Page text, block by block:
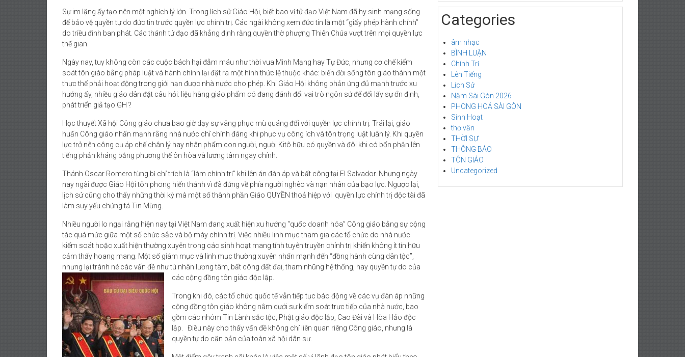
Sự im lặng ấy tạo nên một nghịch lý lớn. Trong lịch sử Giáo Hội, biết bao vị tử đạo Việt Nam đã hy sinh mạng sống
để bảo vệ quyền tự do đức tin trước quyền lực chính trị. Các ngài không xem đức tin là một “giấy phép hành chính”
do triều đình ban phát. Các thánh tử đạo đã khẳng định rằng quyền thờ phượng Thiên Chúa vượt trên mọi quyền lực
thế gian.
Ngày nay, tuy không còn các cuộc bách hại đẫm máu như thời vua Minh Mạng hay Tự Đức, nhưng cơ chế kiểm
soát tôn giáo bằng pháp luật và hành chính lại đặt ra một hình thức lệ thuộc khác: biến đời sống tôn giáo thành một
thực thể phải hoạt động trong giới hạn được nhà nước cho phép. Khi Giáo Hội không phản ứng đủ mạnh trước xu
hướng ấy, nhiều giáo dân đặt câu hỏi: liệu hàng giáo phẩm có đang đánh đổi vai trò ngôn sứ để đổi lấy sự ổn định,
phát triển giả tạo GH ?
Học thuyết Xã hội Công giáo chưa bao giờ dạy sự vâng phục mù quáng đối với quyền lực chính trị. Trái lại, giáo
huấn Công giáo nhấn mạnh rằng nhà nước chỉ chính đáng khi phục vụ công ích và tôn trọng luật luân lý. Khi quyền
lực trở nên công cụ áp chế chân lý hay nhân phẩm con người, người Kitô hữu có quyền và đôi khi có bổn phận lên
tiếng phản kháng bằng phương thế ôn hòa và lương tâm ngay chính.
Thánh Oscar Romero từng bị chỉ trích là “làm chính trị” khi lên án đàn áp và bất công tại El Salvador. Nhưng ngày
nay ngài được Giáo Hội tôn phong hiển thánh vì đã đứng về phía người nghèo và nạn nhân của bạo lực. Ngược lại,
lịch sử cũng cho thấy những thời kỳ mà một số thành phần Giáo QUYỀN thoả hiệp với quyền lực chính trị độc tài đã
làm suy yếu chứng tá Tin Mừng.
Nhiều người lo ngại rằng hiện nay tại Việt Nam đang xuất hiện xu hướng “quốc doanh hóa” Công giáo bằng sự cộng
tác quá mức giữa một số chức sắc và bộ máy chính trị. Việc nhiều linh mục tham gia các tổ chức do nhà nước
kiểm soát hoặc xuất hiện thường xuyên trong các sinh hoạt mang tính tuyên truyền chính trị khiến không ít tín hữu
cảm thấy hoang mang. Một số giám mục và linh mục thường xuyên nhấn mạnh đến “đồng hành cùng dân tộc”,
nhưng lại tránh né các vấn đề như tù nhân lương tâm, bất công đất đai, tham nhũng hệ thống, hay quyền tự do của
các cộng đồng tôn giáo độc lập.
Trong khi đó, các tổ chức quốc tế vẫn tiếp tục báo động về các vụ đàn áp những
cộng đồng tôn giáo không nằm dưới sự kiểm soát trực tiếp của nhà nước, bao
gồm các nhóm Tin Lành sắc tộc, Phật giáo độc lập, Cao Đài và Hòa Hảo độc
lập. Điều này cho thấy vấn đề không chỉ liên quan riêng Công giáo, nhưng là
quyền tự do căn bản của toàn xã hội dân sự.
Categories
âm nhạc
BÌNH LUẬN
Chính Trị
Lên Tiếng
Lich Sử
Năm Sài Gòn 2026
PHONG HOÁ SÀI GÒN
Sinh Hoạt
thơ văn
THỜI SỰ
THÔNG BÁO
TÔN GIÁO
Uncategorized